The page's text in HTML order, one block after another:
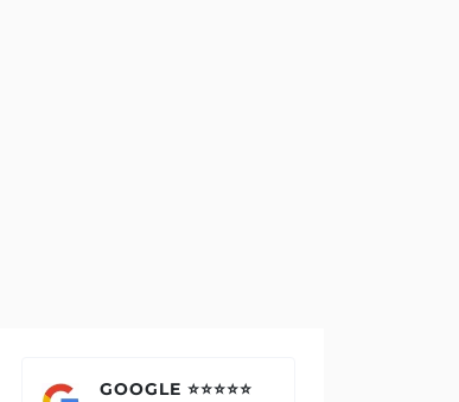
GOOGLE ⭐⭐⭐⭐⭐